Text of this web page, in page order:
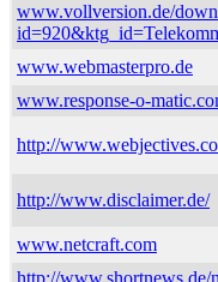
www.vollversion.de/
www.webmasterpro.de
www.response-o-
http://
http://www.disclaimer.de/
www.netcraft.com